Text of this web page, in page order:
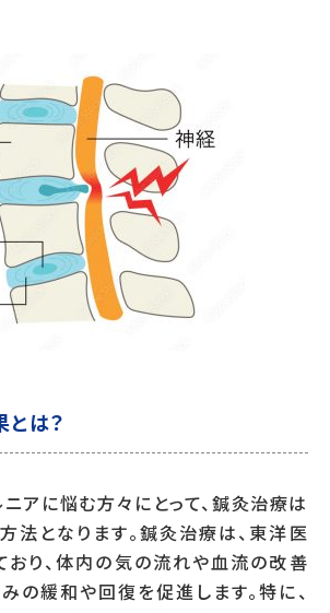
は？
アに悩む方々にとって、鍼灸治療は
法となります。鍼灸治療は、東洋医
おり、体内の気の流れや血流の改善
の緩和や回復を促進します。特に、